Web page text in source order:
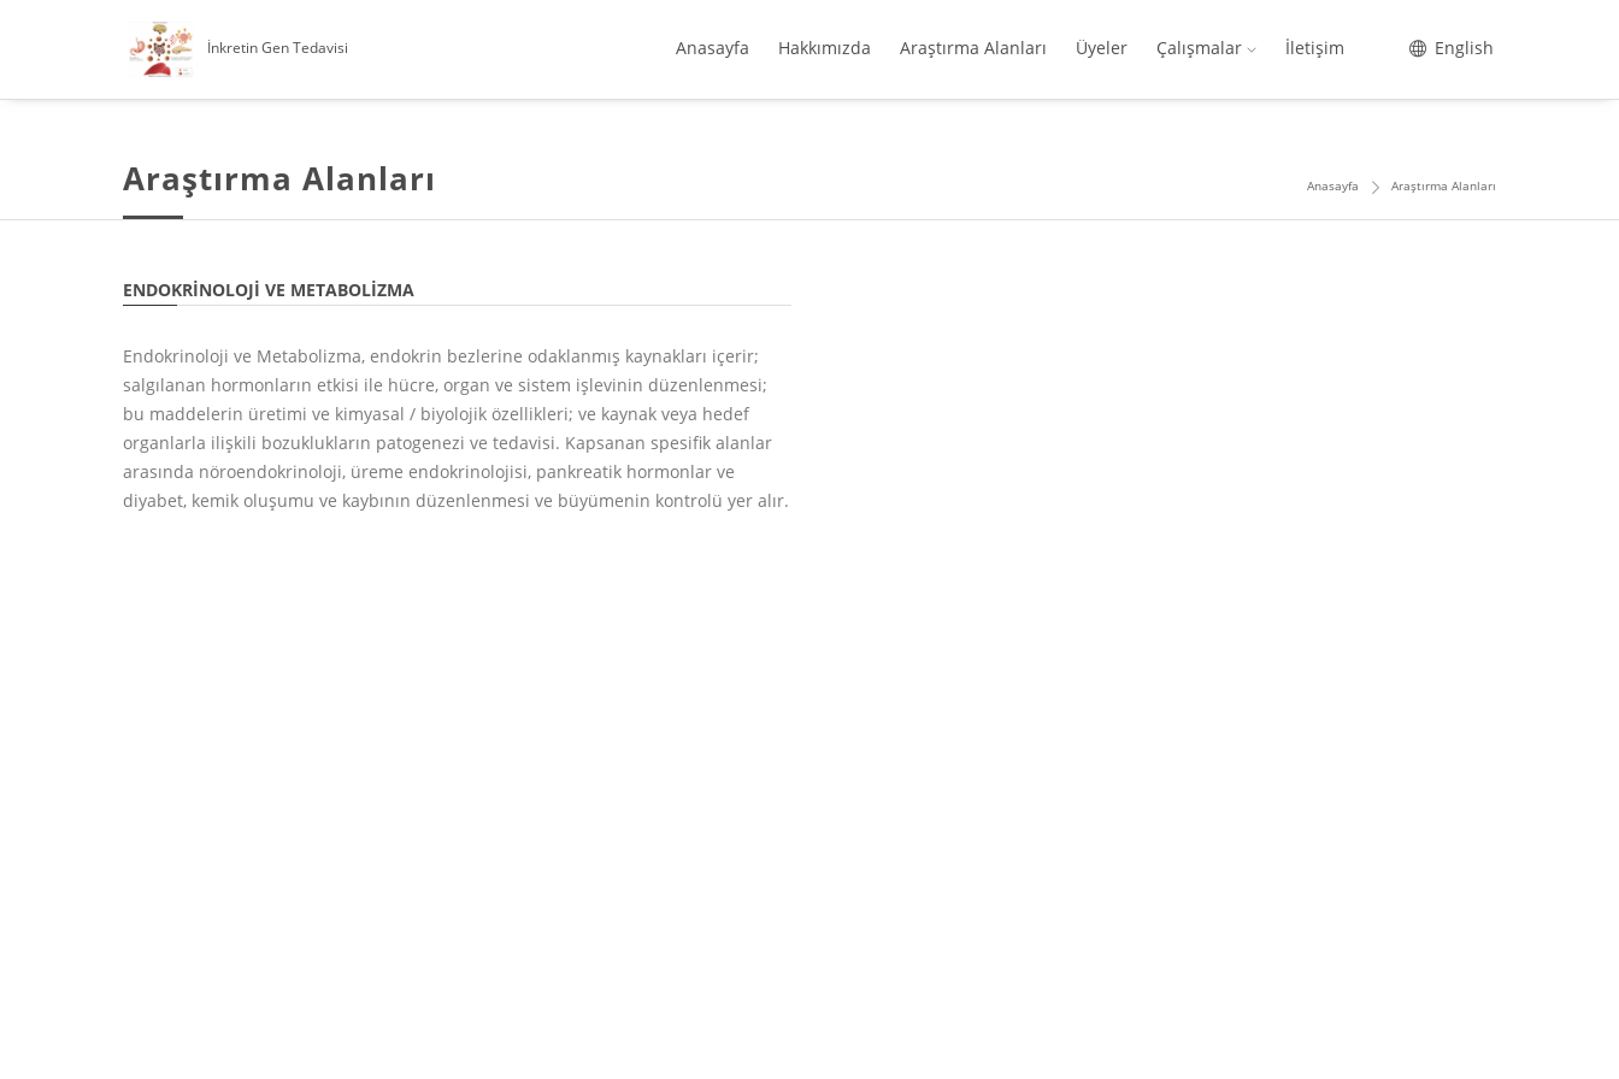
İnkretin Gen Tedavisi Anasayfa Hakkımızda Araştırma Alanları Üyeler Çalışmalar İletişim English
Araştırma Alanları Anasayfa Araştırma Alanları
ENDOKRINOLOJI VE METABOLIZMA
Endokrinoloji ve Metabolizma, endokrin bezlerine odaklanmış kaynakları içerir;
salgılanan hormonların etkisi ile hücre, organ ve sistem işlevinin düzenlenmesi;
bu maddelerin üretimi ve kimyasal / biyolojik özellikleri; ve kaynak veya hedef
organlarla ilişkili bozuklukların patogenezi ve tedavisi. Kapsanan spesifik alanlar
arasında nöroendokrinoloji, üreme endokrinolojisi, pankreatik hormonlar ve
diyabet, kemik oluşumu ve kaybının düzenlenmesi ve büyümenin kontrolü yer alır.